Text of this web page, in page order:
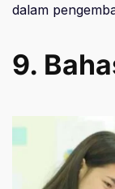
dalam
9.